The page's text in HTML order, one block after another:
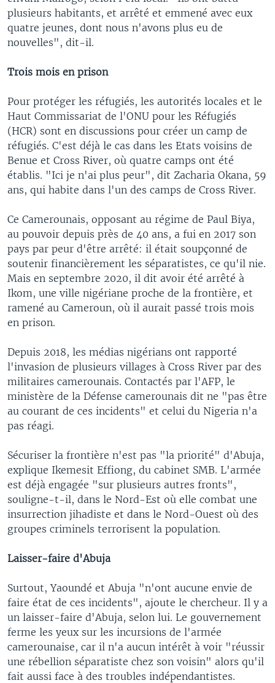
plusieurs habitants, et arrêté et emmené avec eux
quatre jeunes, dont nous n'avons plus eu de
nouvelles", dit-il.
Trois mois en prison
Pour protéger les réfugiés, les autorités locales et le
Haut Commissariat de l'ONU pour les Réfugiés
(HCR) sont en discussions pour créer un camp de
réfugiés. C'est déjà le cas dans les Etats voisins de
Benue et Cross River, où quatre camps ont été
établis. "Ici je n'ai plus peur", dit Zacharia Okana, 59
ans, qui habite dans l'un des camps de Cross River.
Ce Camerounais, opposant au régime de Paul Biya,
au pouvoir depuis près de 40 ans, a fui en 2017 son
pays par peur d'être arrêté: il était soupçonné de
soutenir financièrement les séparatistes, ce qu'il nie.
Mais en septembre 2020, il dit avoir été arrêté à
Ikom, une ville nigériane proche de la frontière, et
ramené au Cameroun, où il aurait passé trois mois
en prison.
Depuis 2018, les médias nigérians ont rapporté
l'invasion de plusieurs villages à Cross River par des
militaires camerounais. Contactés par l'AFP, le
ministère de la Défense camerounais dit ne "pas être
au courant de ces incidents" et celui du Nigeria n'a
pas réagi.
Sécuriser la frontière n'est pas "la priorité" d'Abuja,
explique Ikemesit Effiong, du cabinet SMB. L'armée
est déjà engagée "sur plusieurs autres fronts",
souligne-t-il, dans le Nord-Est où elle combat une
insurrection jihadiste et dans le Nord-Ouest où des
groupes criminels terrorisent la population.
Laisser-faire d'Abuja
Surtout, Yaoundé et Abuja "n'ont aucune envie de
faire état de ces incidents", ajoute le chercheur. Il y a
un laisser-faire d'Abuja, selon lui. Le gouvernement
ferme les yeux sur les incursions de l'armée
camerounaise, car il n'a aucun intérêt à voir "réussir
une rébellion séparatiste chez son voisin" alors qu'il
fait aussi face à des troubles indépendantistes.